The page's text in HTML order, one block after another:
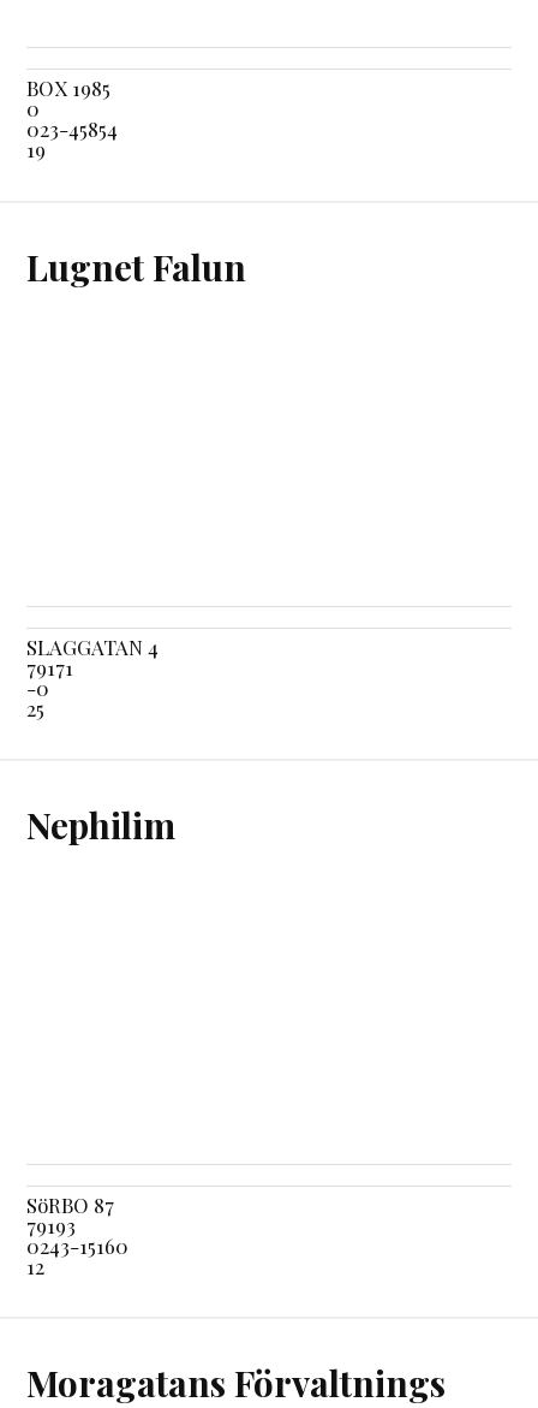
BOX 1985
0
023-45854
19
Lugnet Falun
SLAGGATAN 4
79171
-0
25
Nephilim
SöRBO 87
79193
0243-15160
12
Moragatans Förvaltnings